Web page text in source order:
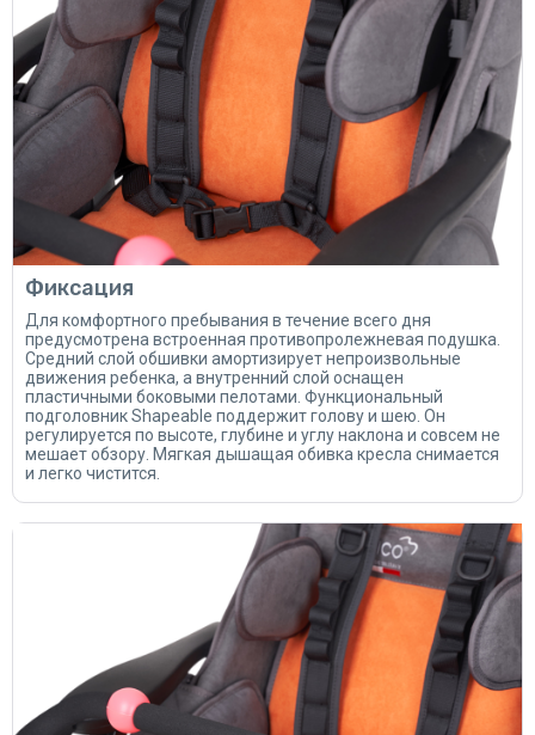
Фиксация
Для комфортного пребывания в течение всего дня
предусмотрена встроенная противопролежневая подушка.
Средний слой обшивки амортизирует непроизвольные
движения ребенка, а внутренний слой оснащен
пластичными боковыми пелотами. Функциональный
подголовник Shapeable поддержит голову и шею. Он
регулируется по высоте, глубине и углу наклона и совсем не
мешает обзору. Мягкая дышащая обивка кресла снимается
и легко чистится.